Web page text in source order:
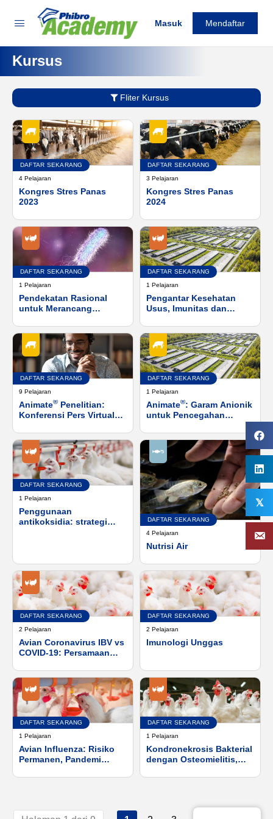
Masuk Mendaftar
Kursus
Fliter Kursus
DAFTAR SEKARANG
4 Pelajaran
Kongres Stres Panas
2023
DAFTAR SEKARANG
3 Pelajaran
Kongres Stres Panas
2024
DAFTAR SEKARANG
1 Pelajaran
Pendekatan Rasional
untuk Merancang
Makan Langsung
Generasi Berikutnya
DAFTAR SEKARANG
1 Pelajaran
Pengantar Kesehatan
Usus, Imunitas dan
DAFTAR SEKARANG
9 Pelajaran
Animate® Penelitian:
Konferensi Pers Virtual
Association (ADSA) 2019
DAFTAR SEKARANG
1 Pelajaran
Animate®: Garam Anionik
untuk Pencegahan
Hipokalsemia Subklinis
pada Sapi Pasca
Melahirkan
DAFTAR SEKARANG
1 Pelajaran
Penggunaan
antikoksidia: strategi
kinerja burung sesuai
dengan konsep One-
Health. Pendekatan UE.
DAFTAR SEKARANG
4 Pelajaran
Nutrisi Air
DAFTAR SEKARANG
2 Pelajaran
Avian Coronavirus IBV vs
COVID-19: Persamaan
DAFTAR SEKARANG
2 Pelajaran
Imunologi Unggas
DAFTAR SEKARANG
1 Pelajaran
Avian Influenza: Risiko
Permanen, Pandemi
DAFTAR SEKARANG
1 Pelajaran
Kondronekrosis Bakterial
dengan Osteomielitis,
Patogenesis dan
𝕏